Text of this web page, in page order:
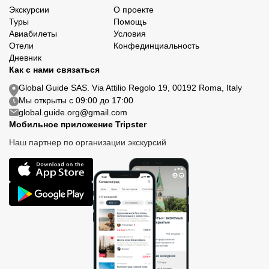
Экскурсии
Туры
Авиабилеты
Отели
Дневник
О проекте
Помощь
Условия
Конфединциальность
Как с нами связаться
Global Guide SAS. Via Attilio Regolo 19, 00192 Roma, Italy
Мы открыты с 09:00 до 17:00
global.guide.org@gmail.com
Мобильное приложение Tripster
Наш партнер по организации экскурсий